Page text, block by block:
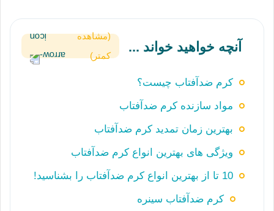
آنچه خواهید خواند ...
(مشاهده
کمتر)
کرم ضدآفتاب چیست؟
مواد سازنده کرم ضدآفتاب
بهترین زمان تمدید کرم ضدآفتاب
ویژگی های بهترین انواع کرم ضدآفتاب
10 تا از بهترین انواع کرم ضدآفتاب را بشناسید!
کرم ضدآفتاب سینره